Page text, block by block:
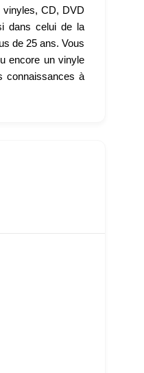
vinyles, CD, DVD
dans celui de la
de 25 ans. Vous
encore un vinyle
connaissances à